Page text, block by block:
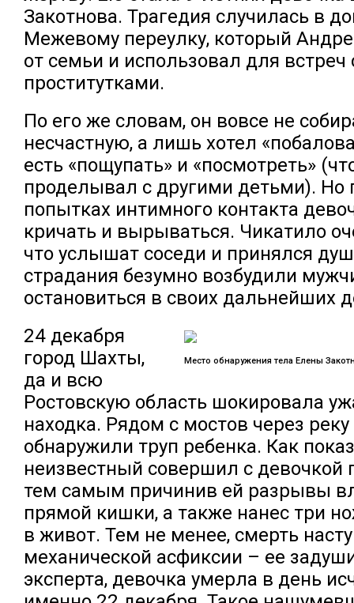
Закотнова. Трагедия случилась в
Межевому переулку, который
от семьи и использовал для встреч
проститутками.
По его же словам, он вовсе не
несчастную, а лишь хотел
есть «пощупать» и «посмотреть»
проделывал с другими детьми). Но
попытках интимного контакта
кричать и вырываться. Чикатило
что услышат соседи и принялся
страдания безумно возбудили
остановиться в своих дальнейших
Место обнаружения тела Елены
24 декабря
город Шахты,
да и всю
Ростовскую область шокировала
находка. Рядом с мостов через
обнаружили труп ребенка. Как
неизвестный совершил с девочкой
тем самым причинив ей разрывы
прямой кишки, а также нанес три
в живот. Тем не менее, смерть
механической асфиксии – ее
эксперта, девочка умерла в день